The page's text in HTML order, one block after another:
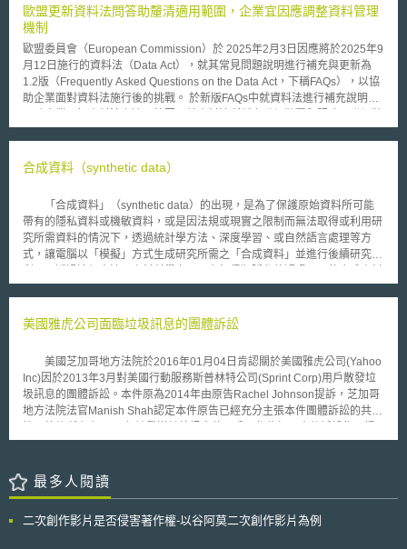
民的狀況，即使是無任何犯罪疑慮的狀況下亦可進行，將政府打造成巨大的
監控系統，有造成隱私權嚴重侵害的疑慮。因此無論亞馬遜公司內外都有反
對將“Rekognition”軟體推銷給政府機構的聲浪，尤其美國公民自由聯盟
（American Civil Liberties Union, ACLU）更是發起多項連署抗議。
支持政府使用“Rekognition”軟體的意見則認為，使用“Rekognition”軟體將
可以更有效率地辨識人臉，在尋找失蹤兒童或在公共中辨識出恐怖份子可以
發揮更大的作用，不啻是保護公眾法益的進步。 佛羅里達的奧蘭多市
9日與亞馬遜公司續約繼續測試使用該軟體，奧蘭多市警察機構宣稱以目前
害。
歐盟更新資料法問答助釐清適用範圍，企業宜因應調整資料管理
機制
歐盟委員會（European Commission）於 2025年2月3日因應將於2025年9
月12日施行的資料法（Data Act），就其常見問題說明進行補充與更新為
1.2版（Frequently Asked Questions on the Data Act，下稱FAQs），以協
助企業面對資料法施行後的挑戰。 於新版FAQs中就資料法進行補充說明，
置泛指可以連上網路的裝置，包含智慧型手機，並僅限於由使用者所擁有的
有影響之服務。 就資料持有者有義務提供之資料適用範圍，僅限於聯網裝
就原始資料或預處理資料進行加值所產生資料，如經分析所產生之衍生資
料、經投入重大資源進行清理之資料等，則不在共享義務之範圍內，另就資
料的內容有其他法律保護亦不在資料法的範疇中，如網路攝影機之照片/影
片有受著作權法保護係屬於資料內容，網路攝影機之使用模式/電池狀態/照
明強度等資料才是資料法所規範之資料，惟須留意若影像之內容非屬著作權
提供建議，此類影像因不具人類創意而不受著作權保護，仍屬資料法所涵蓋
後續亦會整合與數位資料相關之法規，如建立資料聯盟策略（Data Union
盟客戶相關聯網設備與服務時，須留意內部資料管理制度能否滿足資料法要
求，確保組織有因應相關法規議題的變化進行制度的變更，如何將外部議題
與資料管理制度連結，可參資策會科法所創意智財中心就數位資料管理機制
所公布之《重要數位資料治理暨管理制度規範（EDGS）》，將組織營運所
在國別之法規範變動納入關注之外部議題，並設定對應之資料政策與目標，
建立符合法令規範之資料管理制度，如是否得以識別為資料法所適用之資料
心完成之著作，非經同意或授權，不得為轉載、公開播送、公開傳輸、改作
合成資料（synthetic data）
「合成資料」（synthetic data）的出現，是為了保護原始資料所可能
帶有的隱私資料或機敏資料，或是因法規或現實之限制而無法取得或利用研
究所需資料的情況下，透過統計學方法、深度學習、或自然語言處理等方
式，讓電腦以「模擬」方式生成研究所需之「合成資料」並進行後續研究跟
所訓練出來的分類模型（classifiers）不會比原始資料所訓練出來的分類模
網路」（Generative Adversarial Network, GAN）形成合成資料（亦有其他
（generator）與辨識網路（discriminator）對於不同真偽目標值之反覆交
錯訓練之結果，使其中一組類神經網路可生成與原始資料極度近似但又不完
全一樣之資料，也就是具高度複雜性與擬真性而可供研究運用之「合成資
料」。 英國國防科技實驗室（Defense Science and Technology
Laboratory, DSTL）於2020年8月12日發布「合成資料」技術報告，此技術
目之一，探討在隱私考量下（privacy-preserving）「合成資料」當今技術
發展情形，並提供評估技術之標準與方法。 技術報告中指出，資料的
種類多元且面向廣泛，包含數字、分類資訊、文字與地理空間資訊等，針對
美國雅虎公司面臨垃圾訊息的團體訴訟
美國芝加哥地方法院於2016年01月04日肯認關於美國雅虎公司(Yahoo
Inc)因於2013年3月對美國行動服務斯普林特公司(Sprint Corp)用戶散發垃
圾訊息的團體訴訟。本件原為2014年由原告Rachel Johnson提訴，芝加哥
地方法院法官Manish Shah認定本件原告已經充分主張本件團體訴訟的共通
訴。而根據法院的文書資料，未來將會有超過50萬的斯普林特公司用戶能加
發垃圾訊息而違反1991制定的電信消費者保護法(The Telecom Consumers
Protection Act of 1991)。該等簡訊服務會將發信者的線上即時訊息轉為簡
照電信消費者保護法規定，禁止以自動系統向使用者發送未得同意的簡訊、
最多人閱讀
二次創作影片是否侵害著作權-以谷阿莫二次創作影片為例